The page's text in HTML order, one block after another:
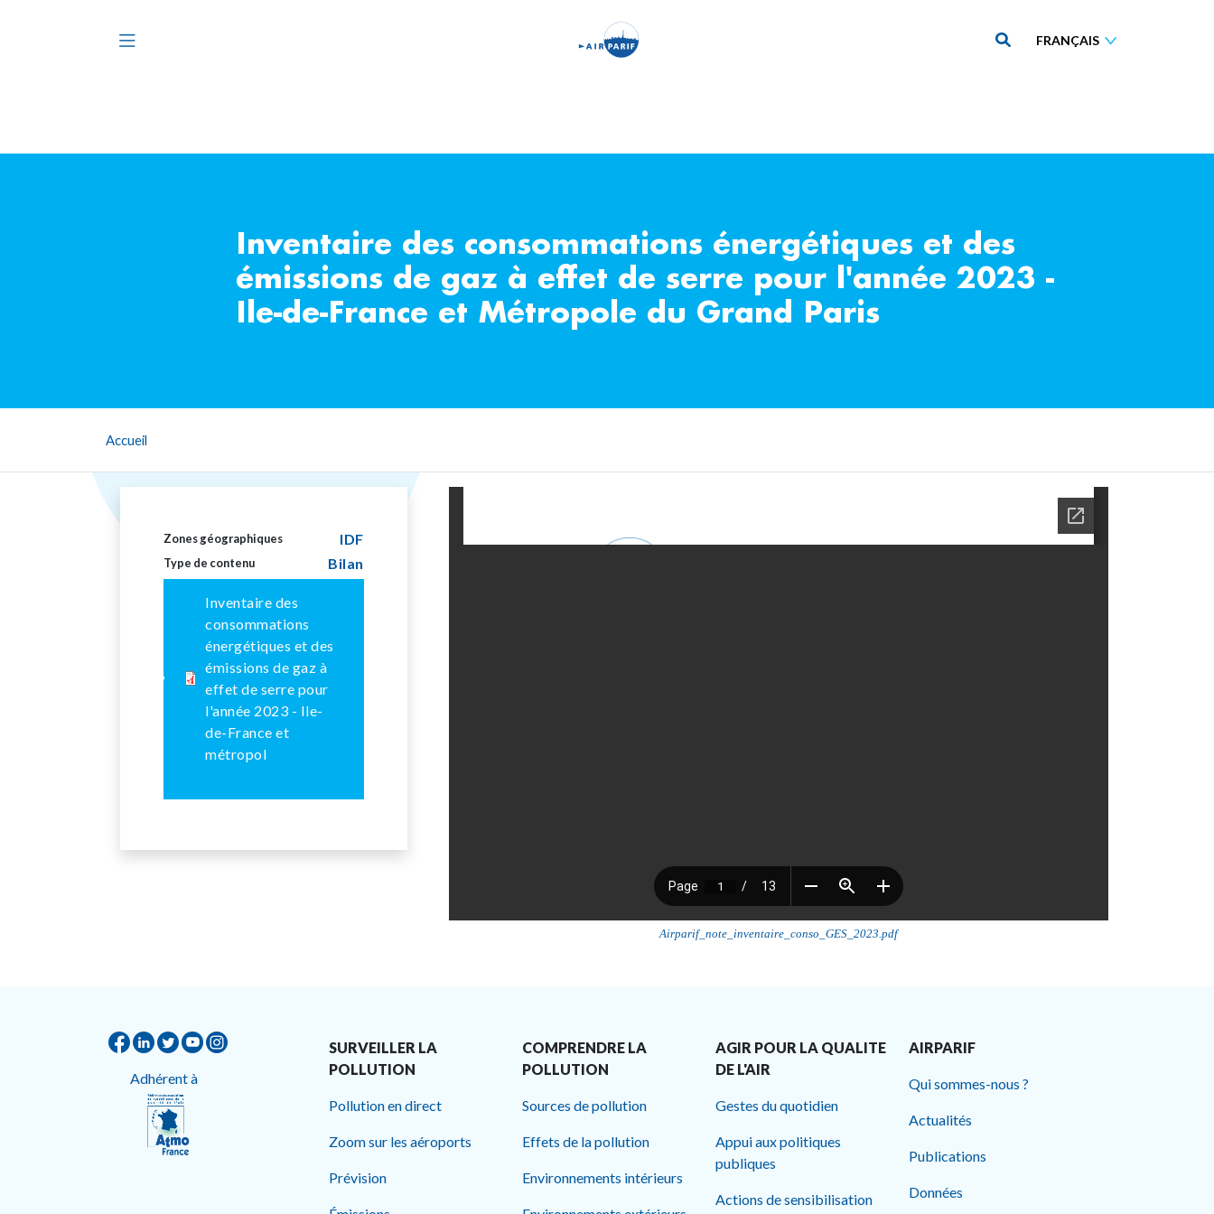
au
contenu
Inventaire des consommations énergétiques et des
émissions de gaz à effet de serre pour l'année 2023 -
Ile-de-France et Métropole du Grand Paris
Accueil
Airparif_note_inventaire_conso_GES_2023.pdf
Zones géographiques IDF
Type de contenu Bilan
Inventaire des
consommations
énergétiques et des
émissions de gaz à
effet de serre pour
l'année 2023 - Ile-
de-France et
métropol
Adhérent à
SURVEILLER LA
POLLUTION
Pollution en direct
Zoom sur les aéroports
Prévision
COMPRENDRE LA
POLLUTION
Sources de pollution
Effets de la pollution
Environnements intérieurs
AGIR POUR LA QUALITE
DE L'AIR
Gestes du quotidien
Appui aux politiques
publiques
Actions de sensibilisation
AIRPARIF
Qui sommes-nous ?
Actualités
Publications
Données